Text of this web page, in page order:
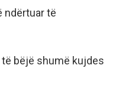
ndërtuar të
bëjë shumë kujdes